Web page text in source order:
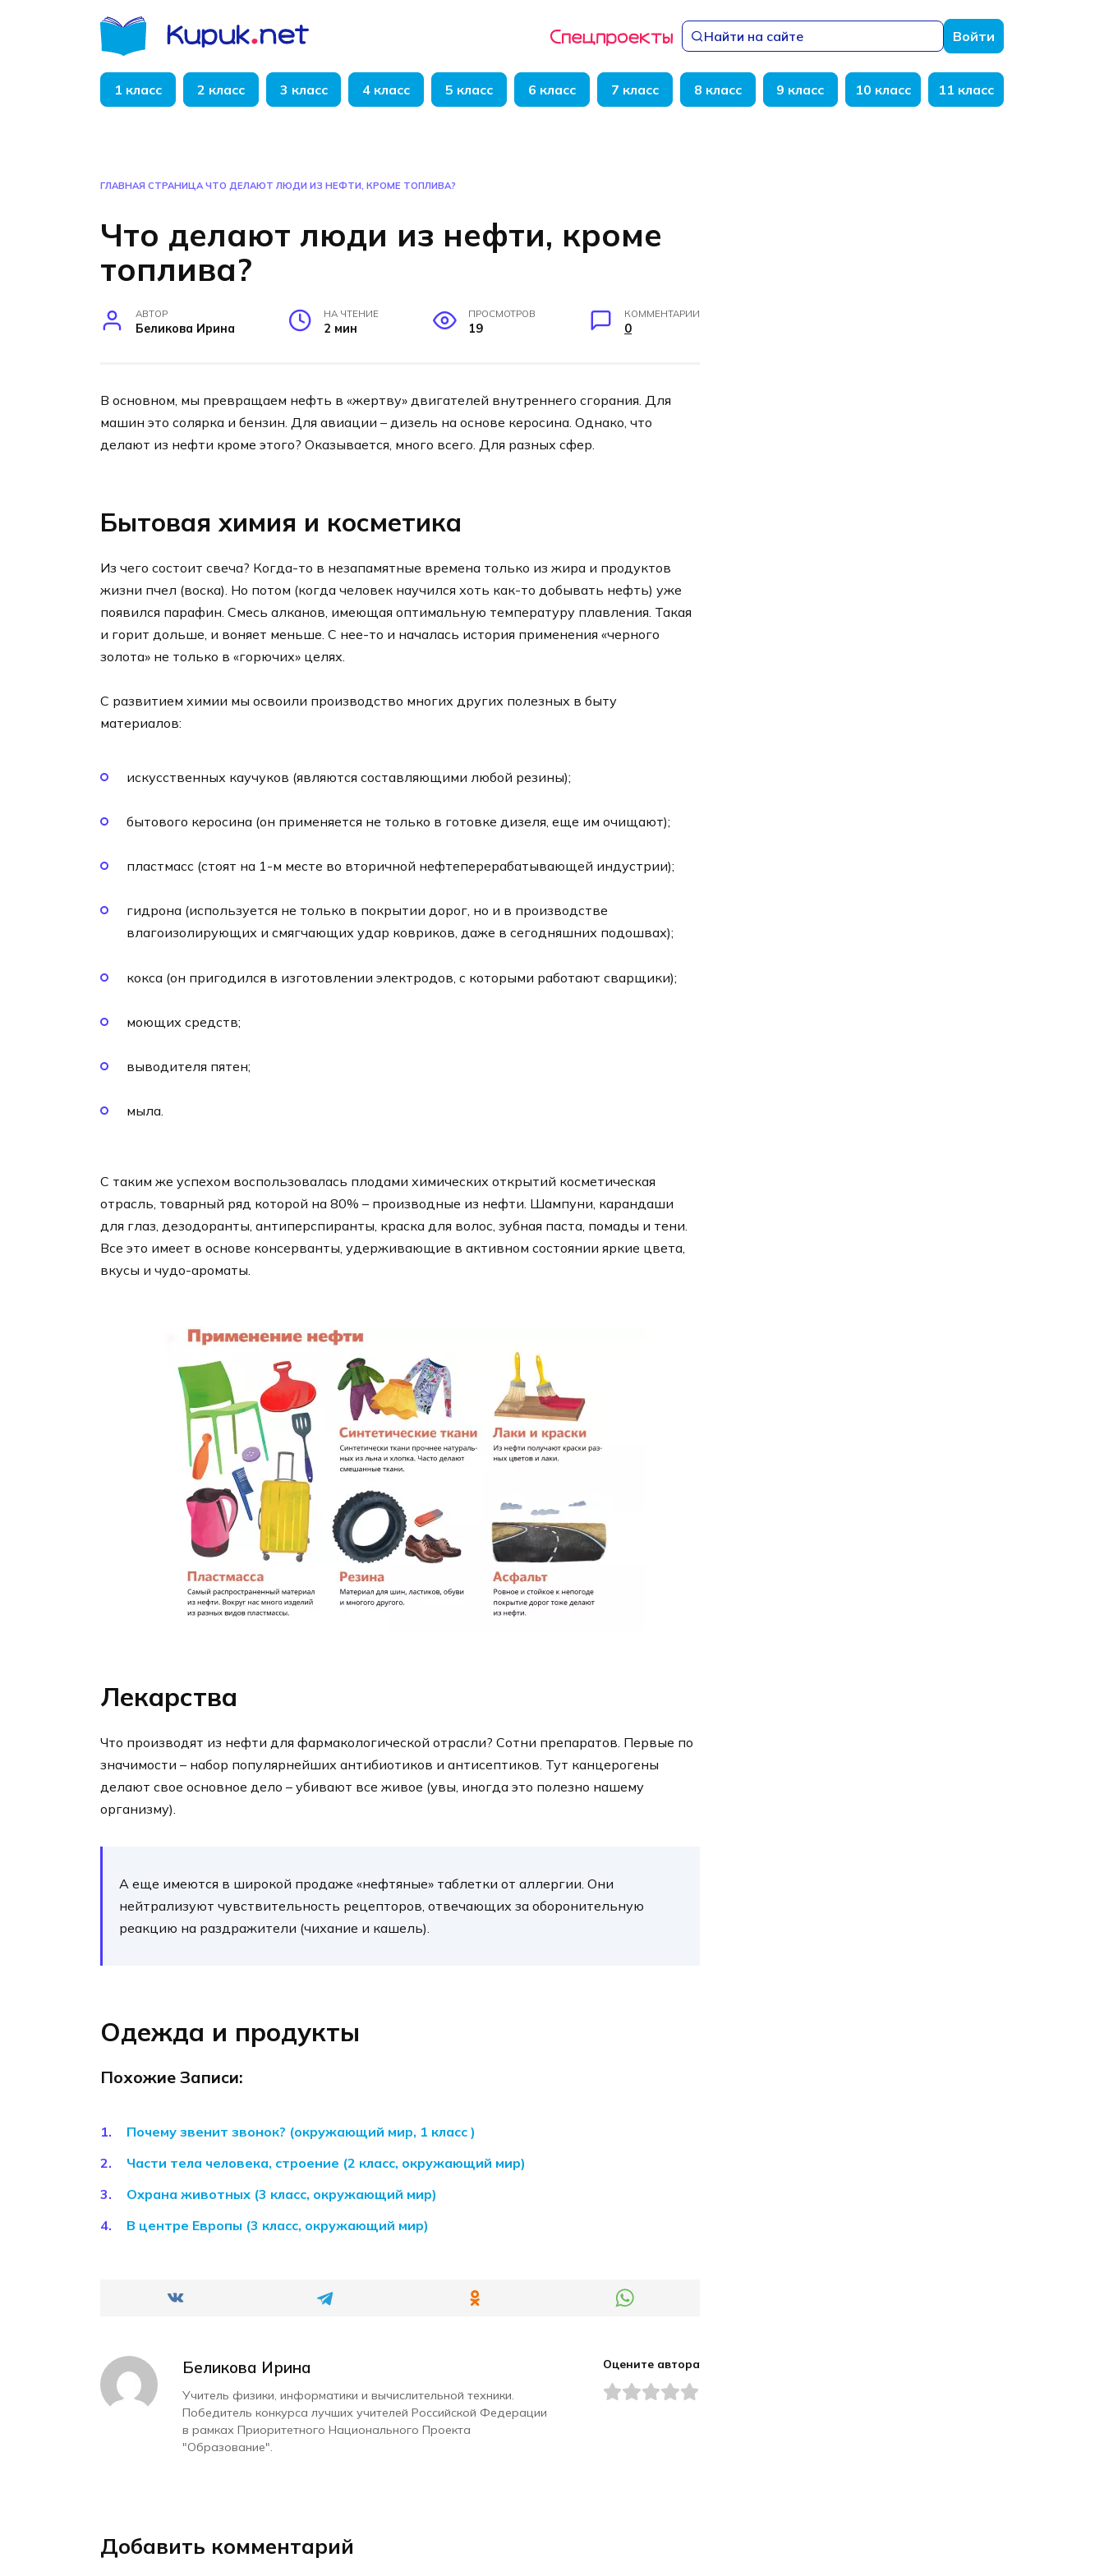
Найти на сайте Войти
1 класс 2 класс 3 класс 4 класс 5 класс 6 класс 7 класс 8 класс 9 класс 10 класс 11 класс
ГЛАВНАЯ СТРАНИЦА ЧТО ДЕЛАЮТ ЛЮДИ ИЗ НЕФТИ, КРОМЕ ТОПЛИВА?
Что делают люди из нефти, кроме
топлива?
АВТОР
Беликова Ирина
НА ЧТЕНИЕ
2 мин
ПРОСМОТРОВ
19
КОММЕНТАРИИ
0
В основном, мы превращаем нефть в «жертву» двигателей внутреннего сгорания. Для
машин это солярка и бензин. Для авиации – дизель на основе керосина. Однако, что
делают из нефти кроме этого? Оказывается, много всего. Для разных сфер.
Бытовая химия и косметика
Из чего состоит свеча? Когда-то в незапамятные времена только из жира и продуктов
жизни пчел (воска). Но потом (когда человек научился хоть как-то добывать нефть) уже
появился парафин. Смесь алканов, имеющая оптимальную температуру плавления. Такая
и горит дольше, и воняет меньше. С нее-то и началась история применения «черного
золота» не только в «горючих» целях.
С развитием химии мы освоили производство многих других полезных в быту
материалов:
искусственных каучуков (являются составляющими любой резины);
бытового керосина (он применяется не только в готовке дизеля, еще им очищают);
пластмасс (стоят на 1-м месте во вторичной нефтеперерабатывающей индустрии);
гидрона (используется не только в покрытии дорог, но и в производстве
влагоизолирующих и смягчающих удар ковриков, даже в сегодняшних подошвах);
кокса (он пригодился в изготовлении электродов, с которыми работают сварщики);
моющих средств;
выводителя пятен;
мыла.
С таким же успехом воспользовалась плодами химических открытий косметическая
отрасль, товарный ряд которой на 80% – производные из нефти. Шампуни, карандаши
для глаз, дезодоранты, антиперспиранты, краска для волос, зубная паста, помады и тени.
Все это имеет в основе консерванты, удерживающие в активном состоянии яркие цвета,
вкусы и чудо-ароматы.
Лекарства
Что производят из нефти для фармакологической отрасли? Сотни препаратов. Первые по
значимости – набор популярнейших антибиотиков и антисептиков. Тут канцерогены
делают свое основное дело – убивают все живое (увы, иногда это полезно нашему
организму).
А еще имеются в широкой продаже «нефтяные» таблетки от аллергии. Они
нейтрализуют чувствительность рецепторов, отвечающих за оборонительную
реакцию на раздражители (чихание и кашель).
Одежда и продукты
Похожие Записи:
Почему звенит звонок? (окружающий мир, 1 класс )
Части тела человека, строение (2 класс, окружающий мир)
Охрана животных (3 класс, окружающий мир)
В центре Европы (3 класс, окружающий мир)
Беликова Ирина
Учитель физики, информатики и вычислительной техники.
Победитель конкурса лучших учителей Российской Федерации
в рамках Приоритетного Национального Проекта
"Образование".
Оцените автора
Добавить комментарий